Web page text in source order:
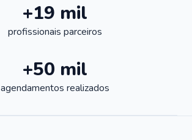
+19 mil
profissionais parceiros
+50 mil
agendamentos realizados